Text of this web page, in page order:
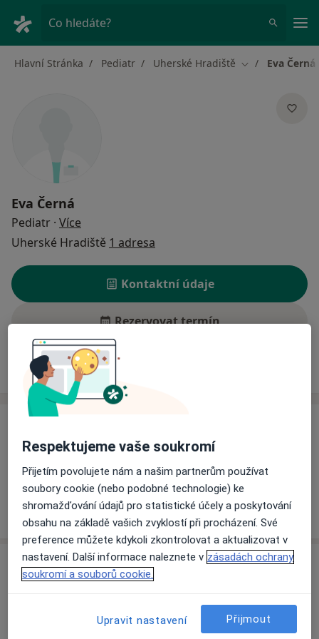
Co hledáte?
Hlavní Stránka Pediatr Uherské Hradiště Změna města
Eva Černá
Eva Černá
Pediatr · Více
Uherské Hradiště 1 adresa
Kontaktní údaje
Rezervovat termín
Ceník
Informace o službách a cenách nejsou k dispozici
Tento specialista ještě nepřidával žádné informace o
svých službách.
Adresa
Uherské Hradiště
Respektujeme vaše soukromí
Přijetím povolujete nám a našim partnerům používat
soubory cookie (nebo podobné technologie) ke
shromažďování údajů pro statistické účely a poskytování
obsahu na základě vašich zvyklostí při procházení. Své
preference můžete kdykoli zkontrolovat a aktualizovat v
nastavení. Další informace naleznete v zásadách ochrany
soukromí a souborů cookie.
Upravit nastavení Přijmout